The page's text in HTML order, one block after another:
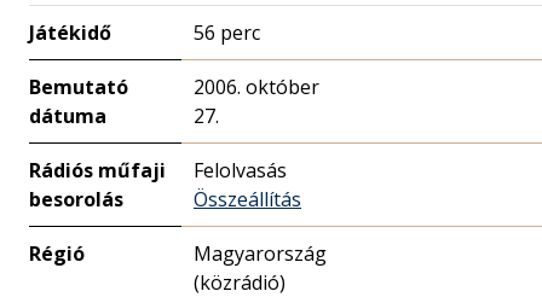
Játékidő 56 perc
Bemutató
dátuma
2006. október
27.
Rádiós műfaji
besorolás
Felolvasás
Összeállítás
Régió
Magyarország
(közrádió)